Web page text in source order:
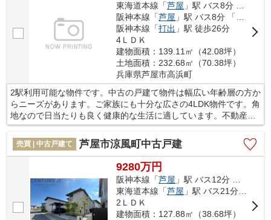
東海道本線「芦屋 」駅 バス8分 「シーサイドセンター」 停歩5分
阪神本線「芦屋 」駅 バス8分 「シーサイドセンター」 停歩5分
阪神本線「打出 」駅 徒歩26分
4ＬＤＫ
建物面積：139.11㎡（42.08坪）
土地面積：232.68㎡（70.38坪）
兵庫県芦屋市高浜町
2駅利用可能な物件です。中古の戸建て物件は幅広い年齢層の方か
らニーズがあります。ご家族にも十分な広さの4LDK物件です。角
地なので日当たりも良く健康的な生活に適しています。不動産購
入をお考えの方は、芦屋市に強い当社までご連絡ください。きっ
とお探しの条件に沿った住まいが見つかることでしょう。
売買 | 中古戸建て 芦屋市涼風町中古戸建
9280万円
阪神本線「芦屋 」駅 バス12分 「涼風町東」 停歩1分
東海道本線「芦屋 」駅 バス21分 「涼風町東」 停歩1分
2ＬＤＫ
建物面積：127.88㎡（38.68坪）